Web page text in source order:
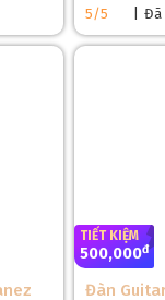
ES-335 / 5-ply Layered
Ebony / 22 Stainless
5/5
Đã
TIẾT KIỆM
500,000đ
Đàn